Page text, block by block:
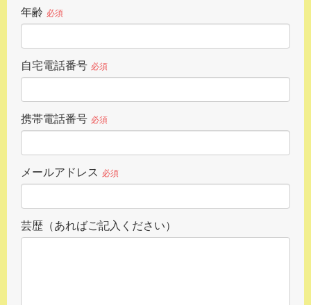
年齢 必須
自宅電話番号 必須
携帯電話番号 必須
メールアドレス 必須
芸歴（あればご記入ください）